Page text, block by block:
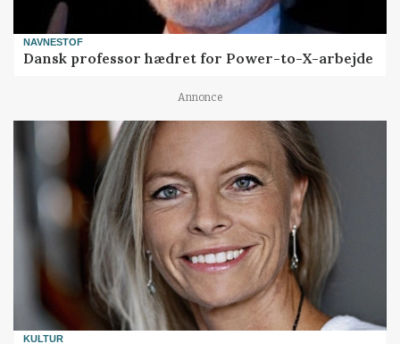
NAVNESTOF
Dansk professor hædret for Power-to-X-arbejde
Annonce
KULTUR